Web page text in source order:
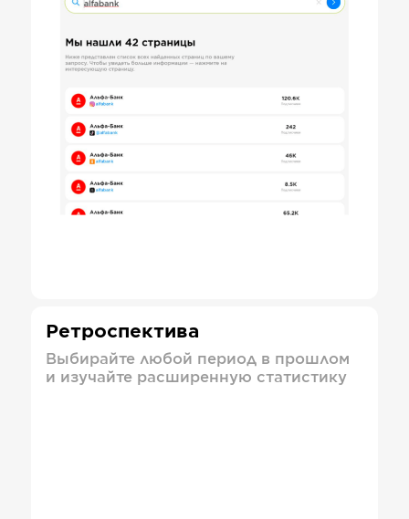
Ретроспектива
Выбирайте любой период в прошлом
и изучайте расширенную статистику